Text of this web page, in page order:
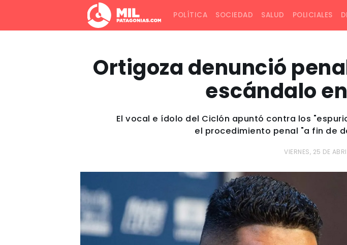
POLÍTICA SOCIEDAD SALUD POLICIALES
Ortigoza denunció
escándalo
El vocal e ídolo del Ciclón apuntó contra los
el procedimiento penal "a fin de
VIERNES, 25 DE